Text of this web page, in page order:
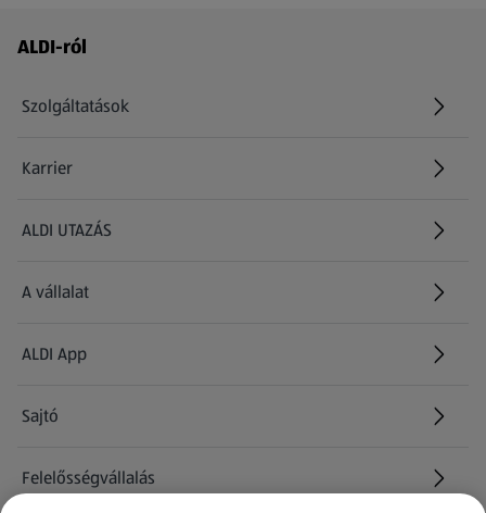
Láblécmenü - további linkek
ALDI-ról
Szolgáltatások
Karrier
(új oldalon nyílik meg)
ALDI UTAZÁS
(új oldalon nyílik meg)
A vállalat
ALDI App
Sajtó
Felelősségvállalás